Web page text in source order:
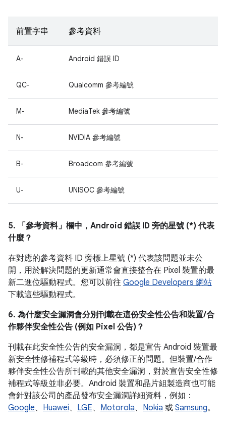
前置字串 參考資料
A- Android 錯誤 ID
QC- Qualcomm 參考編號
M- MediaTek 參考編號
N- NVIDIA 參考編號
B- Broadcom 參考編號
U- UNISOC 參考編號
5. 「參考資料」 欄中，Android 錯誤 ID 旁的星號 (*) 代表
什麼？
在對應的參考資料 ID 旁標上星號 (*) 代表該問題並未公
開，用於解決問題的更新通常會直接整合在 Pixel 裝置的最
新二進位驅動程式。您可以前往 Google Developers 網站
下載這些驅動程式。
6. 為什麼安全漏洞會分別刊載在這份安全性公告和裝置/合
作夥伴安全性公告 (例如 Pixel 公告)？
刊載在此安全性公告的安全漏洞，都是宣告 Android 裝置最
新安全性修補程式等級時，必須修正的問題。但裝置/合作
夥伴安全性公告所刊載的其他安全漏洞，對於宣告安全性修
補程式等級並非必要。Android 裝置和晶片組製造商也可能
會針對該公司的產品發布安全漏洞詳細資料，例如：
Google、 Huawei、 LGE、 Motorola、 Nokia 或 Samsung。